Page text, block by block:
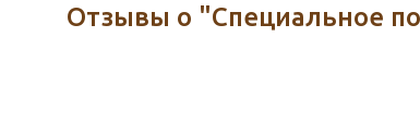
Отзывы о "Специальное